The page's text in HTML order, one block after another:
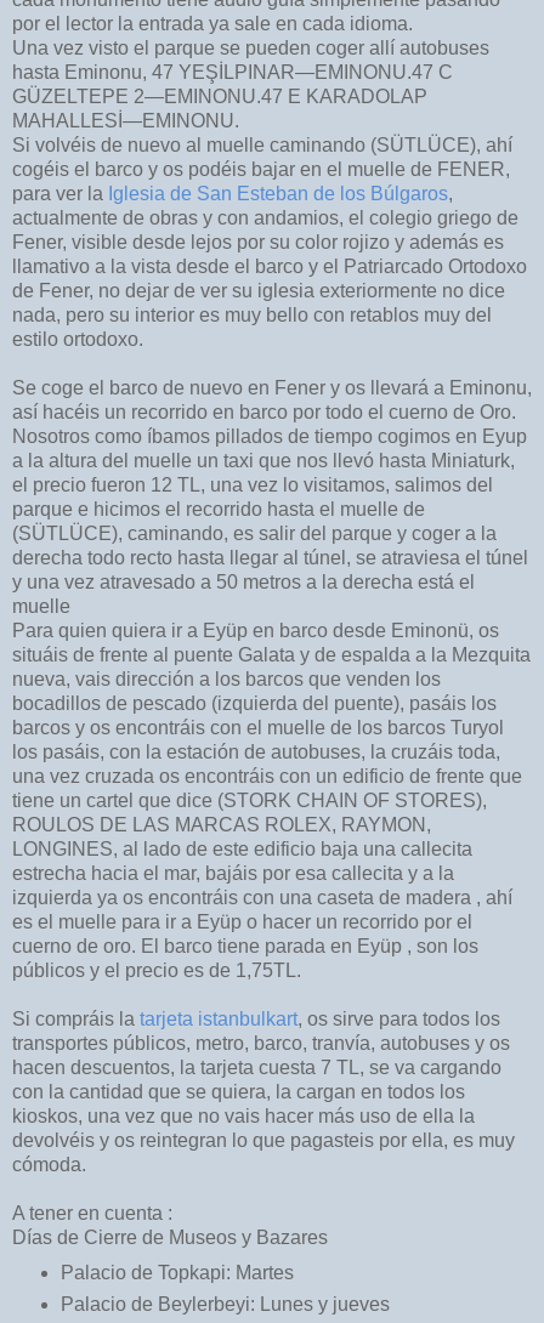
por el lector la entrada ya sale en cada idioma.
Una vez visto el parque se pueden coger allí autobuses
hasta Eminonu, 47 YEŞİLPINAR—EMINONU.47 C
GÜZELTEPE 2—EMINONU.47 E KARADOLAP
MAHALLESİ—EMINONU.
Si volvéis de nuevo al muelle caminando (SÜTLÜCE), ahí
cogéis el barco y os podéis bajar en el muelle de FENER,
para ver la Iglesia de San Esteban de los Búlgaros,
actualmente de obras y con andamios, el colegio griego de
Fener, visible desde lejos por su color rojizo y además es
llamativo a la vista desde el barco y el Patriarcado Ortodoxo
de Fener, no dejar de ver su iglesia exteriormente no dice
nada, pero su interior es muy bello con retablos muy del
estilo ortodoxo.
Se coge el barco de nuevo en Fener y os llevará a Eminonu,
así hacéis un recorrido en barco por todo el cuerno de Oro.
Nosotros como íbamos pillados de tiempo cogimos en Eyup
a la altura del muelle un taxi que nos llevó hasta Miniaturk,
el precio fueron 12 TL, una vez lo visitamos, salimos del
parque e hicimos el recorrido hasta el muelle de
(SÜTLÜCE), caminando, es salir del parque y coger a la
derecha todo recto hasta llegar al túnel, se atraviesa el túnel
y una vez atravesado a 50 metros a la derecha está el
muelle
Para quien quiera ir a Eyüp en barco desde Eminonü, os
situáis de frente al puente Galata y de espalda a la Mezquita
nueva, vais dirección a los barcos que venden los
bocadillos de pescado (izquierda del puente), pasáis los
barcos y os encontráis con el muelle de los barcos Turyol
los pasáis, con la estación de autobuses, la cruzáis toda,
una vez cruzada os encontráis con un edificio de frente que
tiene un cartel que dice (STORK CHAIN OF STORES),
ROULOS DE LAS MARCAS ROLEX, RAYMON,
LONGINES, al lado de este edificio baja una callecita
estrecha hacia el mar, bajáis por esa callecita y a la
izquierda ya os encontráis con una caseta de madera , ahí
es el muelle para ir a Eyüp o hacer un recorrido por el
cuerno de oro. El barco tiene parada en Eyüp , son los
públicos y el precio es de 1,75TL.
Si compráis la tarjeta istanbulkart, os sirve para todos los
transportes públicos, metro, barco, tranvía, autobuses y os
hacen descuentos, la tarjeta cuesta 7 TL, se va cargando
con la cantidad que se quiera, la cargan en todos los
kioskos, una vez que no vais hacer más uso de ella la
devolvéis y os reintegran lo que pagasteis por ella, es muy
cómoda.
A tener en cuenta :
Días de Cierre de Museos y Bazares
Palacio de Topkapi: Martes
Palacio de Beylerbeyi: Lunes y jueves